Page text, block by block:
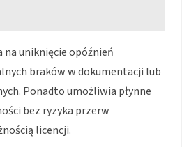
na uniknięcie opóźnień
braków w dokumentacji lub
Ponadto umożliwia płynne
bez ryzyka przerw
licencji.